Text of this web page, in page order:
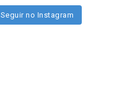
Seguir no Instagram